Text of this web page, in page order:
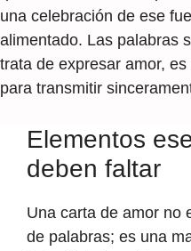
una celebración de ese
alimentado. Las palabras
trata de expresar amor,
para transmitir
Elementos
deben faltar
Una carta de amor no
de palabras; es una